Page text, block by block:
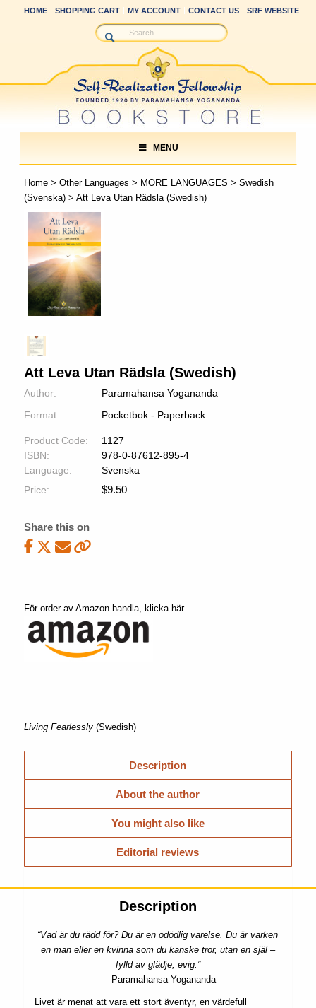
HOME SHOPPING CART MY ACCOUNT CONTACT US SRF WEBSITE
MENU
Home> Other Languages > MORE LANGUAGES > Swedish
(Svenska)> Att Leva Utan Rädsla (Swedish)
Att Leva Utan Rädsla (Swedish)
Author:
Paramahansa Yogananda
Format:
Pocketbok - Paperback
Product Code:
1127
ISBN:
978-0-87612-895-4
Language:
Svenska
Price:
$9.50
Share this on
För order av Amazon handla, klicka här.
Living Fearlessly(Swedish)
Description
About the author
You might also like
Editorial reviews
Description
“Vad är du rädd för? Du är en odödlig varelse. Du är varken
en man eller en kvinna som du kanske tror, utan en själ –
fylld av glädje, evig.”
— Paramahansa Yogananda
Livet är menat att vara ett stort äventyr, en värdefull